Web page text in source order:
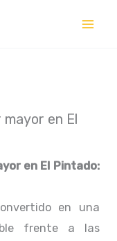
en El
en El Pintado:
en una
frente a las